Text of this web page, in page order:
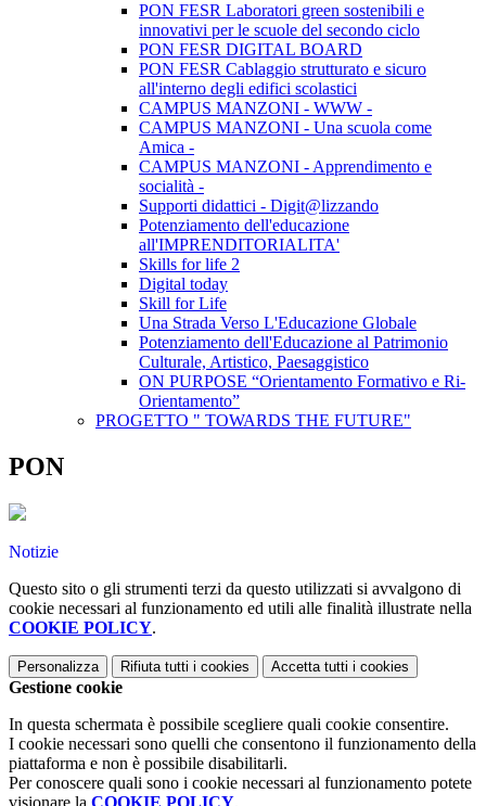
PON FESR Laboratori green sostenibili e
innovativi per le scuole del secondo ciclo
PON FESR DIGITAL BOARD
PON FESR Cablaggio strutturato e sicuro
all'interno degli edifici scolastici
CAMPUS MANZONI - WWW -
CAMPUS MANZONI - Una scuola come
Amica -
CAMPUS MANZONI - Apprendimento e
socialità -
Supporti didattici - Digit@lizzando
Potenziamento dell'educazione
all'IMPRENDITORIALITA'
Skills for life 2
Digital today
Skill for Life
Una Strada Verso L'Educazione Globale
Potenziamento dell'Educazione al Patrimonio
Culturale, Artistico, Paesaggistico
ON PURPOSE “Orientamento Formativo e Ri-
Orientamento”
PROGETTO " TOWARDS THE FUTURE"
PON
Notizie
Questo sito o gli strumenti terzi da questo utilizzati si avvalgono di
cookie necessari al funzionamento ed utili alle finalità illustrate nella
COOKIE POLICY.
Personalizza Rifiuta tutti i cookies Accetta tutti i cookies
Gestione cookie
In questa schermata è possibile scegliere quali cookie consentire.
I cookie necessari sono quelli che consentono il funzionamento della
piattaforma e non è possibile disabilitarli.
Per conoscere quali sono i cookie necessari al funzionamento potete